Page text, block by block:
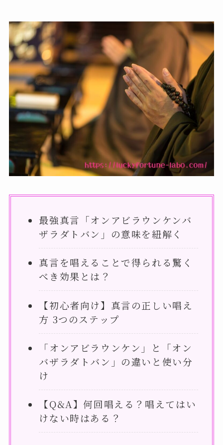
最強真言「オンアビラウンケンバ
ザラダトバン」の意味を紐解く
真言を唱えることで得られる驚く
べき効果とは？
【初心者向け】真言の正しい唱え
方 3つのステップ
「オンアビラウンケン」と「オン
バザラダトバン」の違いと使い分
け
【Q&A】何回唱える？唱えてはい
けない時はある？